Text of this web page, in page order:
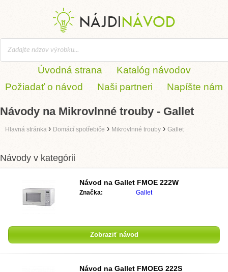
Úvodná strana
Katalóg návodov
Požiadať o návod
Naši partneri Napíšte nám
Návody na Mikrovlnné trouby - Gallet
Hlavná stránka › Domácí spotřebiče › Mikrovlnné trouby › Gallet
Návody v kategórii
Návod na Gallet FMOE 222W
Značka: Gallet
Zobraziť návod
Návod na Gallet FMOEG 222S